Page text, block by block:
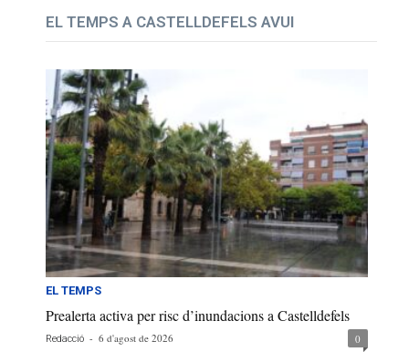
EL TEMPS A CASTELLDEFELS AVUI
EL TEMPS
Prealerta activa per risc d’inundacions a Castelldefels
Redacció - 6 d'agost de 2026 0